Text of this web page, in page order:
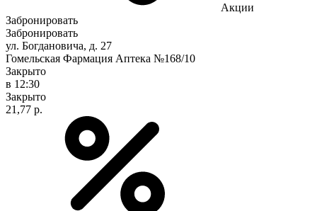
Акции
Забронировать
Забронировать
ул. Богдановича, д. 27
Гомельская Фармация Аптека №168/10
Закрыто
в 12:30
Закрыто
21,77 р.